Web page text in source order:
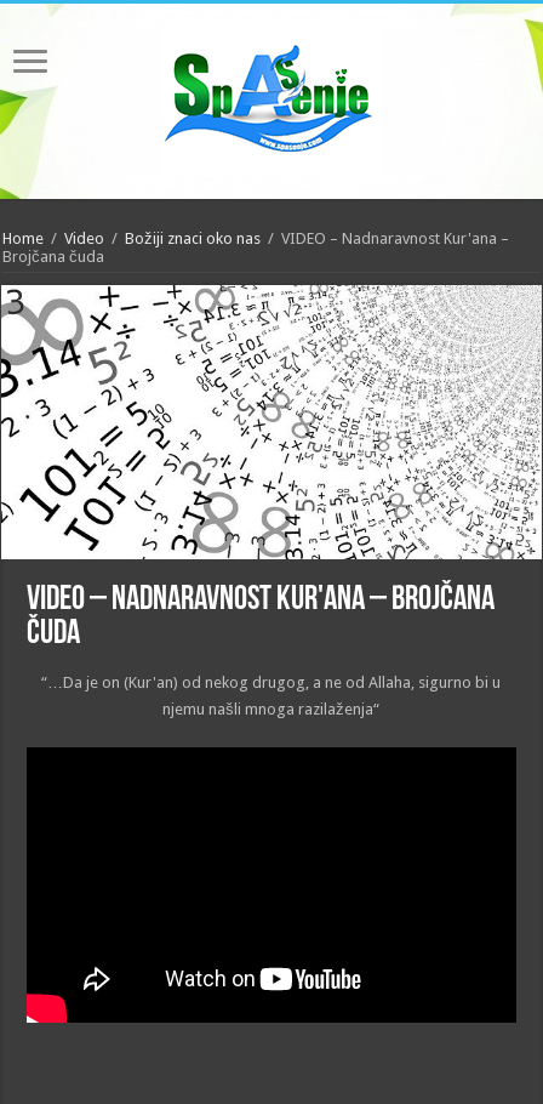
Home / Video / Božiji znaci oko nas / VIDEO – Nadnaravnost Kur'ana –
Brojčana čuda
VIDEO – Nadnaravnost Kur'ana – Brojčana
čuda
“…Da je on (Kur'an) od nekog drugog, a ne od Allaha, sigurno bi u
njemu našli mnoga razilaženja“